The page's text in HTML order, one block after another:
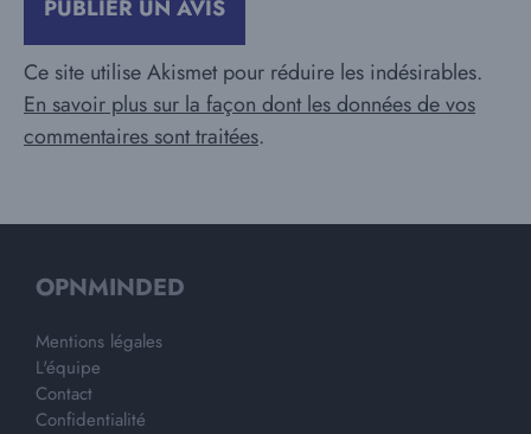
Ce site utilise Akismet pour réduire les indésirables.
En savoir plus sur la façon dont les données de vos
commentaires sont traitées.
OPNMINDED
Mentions légales
L'équipe
Contact
Confidentialité